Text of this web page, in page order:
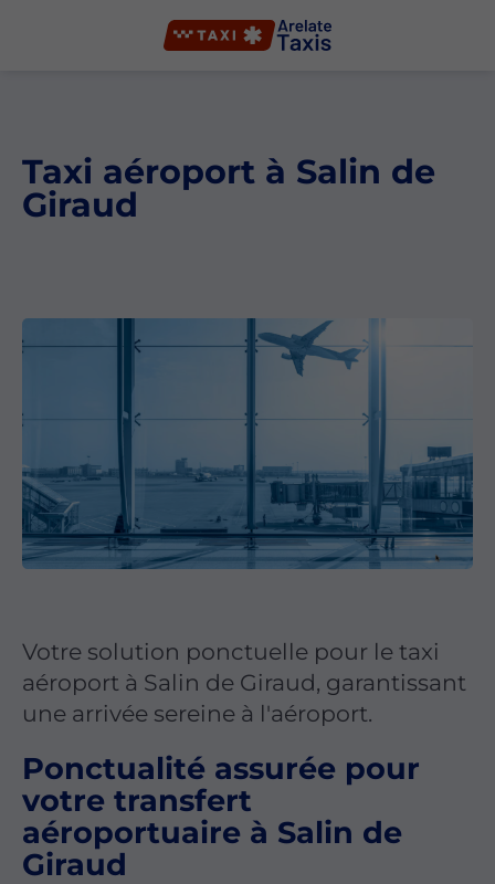
Taxi aéroport à Salin de
Giraud
Votre solution ponctuelle pour le taxi
aéroport à Salin de Giraud, garantissant
une arrivée sereine à l'aéroport.
Ponctualité assurée pour
votre transfert
aéroportuaire à Salin de
Giraud